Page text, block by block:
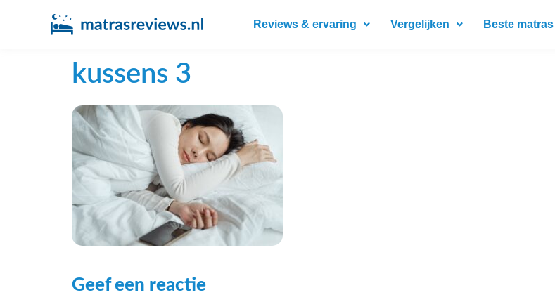
Reviews & ervaring Vergelijken Beste matras
kussens 3
Geef een reactie